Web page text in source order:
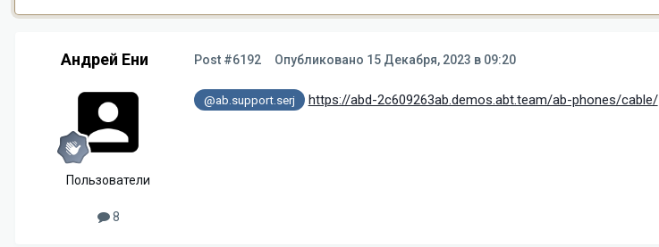
Андрей Ени
Пользователи
8
Post #6192 Опубликовано 15 Декабря, 2023 в 09:20
@ab.support.serj https://abd-2c609263ab.demos.abt.team/ab-phones/cable/